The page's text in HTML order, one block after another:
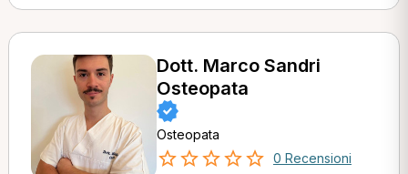
Dott. Marco Sandri
Osteopata
Osteopata
0 Recensioni